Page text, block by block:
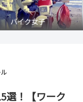
バイク女子
選！【ワーク